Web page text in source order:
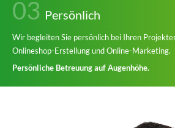
03 Persönlich
Wir begleiten Sie persönlich bei Ihren
Onlineshop-Erstellung und Online-Marketing.
Persönliche Betreuung auf Augenhöhe.